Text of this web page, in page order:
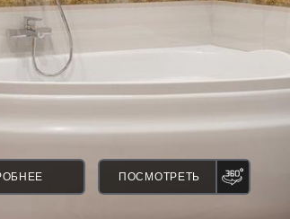
ПОСМОТРЕТЬ